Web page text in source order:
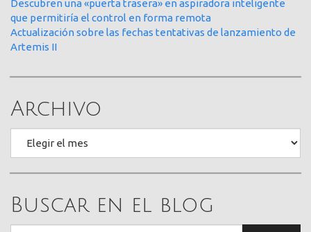
Descubren una «puerta trasera» en aspiradora inteligente
que permitiría el control en forma remota
Actualización sobre las fechas tentativas de lanzamiento de
Artemis II
Archivo
Buscar en el blog